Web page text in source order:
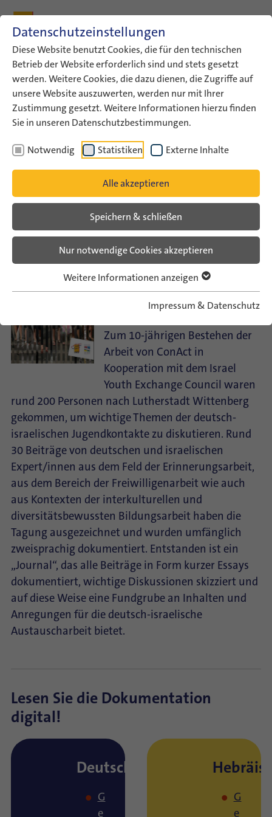
Datenschutzeinstellungen
Diese Website benutzt Cookies, die für den technischen
Betrieb der Website erforderlich sind und stets gesetzt
werden. Weitere Cookies, die dazu dienen, die Zugriffe auf
unsere Website auszuwerten, werden nur mit Ihrer
Zustimmung gesetzt. Weitere Informationen hierzu finden
Sie in unseren Datenschutzbestimmungen.
Notwendig Statistiken Externe Inhalte
Alle akzeptieren
Speichern & schließen
Nur notwendige Cookies akzeptieren
Weitere Informationen anzeigen
Impressum & Datenschutz
ConAct Materialien
ConAct-Materialien
Gemeinsam erinnern –…
Gemeinsam erinnern – Engagement
teilen – Vielfalt leben
Dokumentation zur Deutsch-Israelischen
Fachtagung im November 2011 in
Lutherstadt Wittenberg (Veröffentlichung:
Mai 2013)
Eine bleibende Handreichung
zu wichtigen Themen im
deutsch-israelischen
Jugendaustausch
Zum 10-jährigen Bestehen der
Arbeit von ConAct in
Kooperation mit dem Israel
Youth Exchange Council waren
rund 200 Personen nach Lutherstadt Wittenberg
gekommen, um wichtige Themen der deutsch-
israelischen Jugendkontakte zu diskutieren. Rund
30 Beiträge von deutschen und israelischen
Expert/innen aus dem Feld der Erinnerungsarbeit,
aus dem Bereich der Freiwilligenarbeit wie auch
aus Kontexten der interkulturellen und
diversitätsbewussten Bildungsarbeit haben die
Tagung ausgezeichnet und wurden umfänglich
zweisprachig dokumentiert. Entstanden ist ein
„Journal“, das alle Beiträge in Form kurzer Essays
dokumentiert, wichtige Diskussionen skizziert und
auf diese Weise eine Fundgrube an Inhalten und
Anregungen für die deutsch-israelische
Austauscharbeit bietet.
Lesen Sie die Dokumentation
digital!
Deutsch:
G
e
G
e